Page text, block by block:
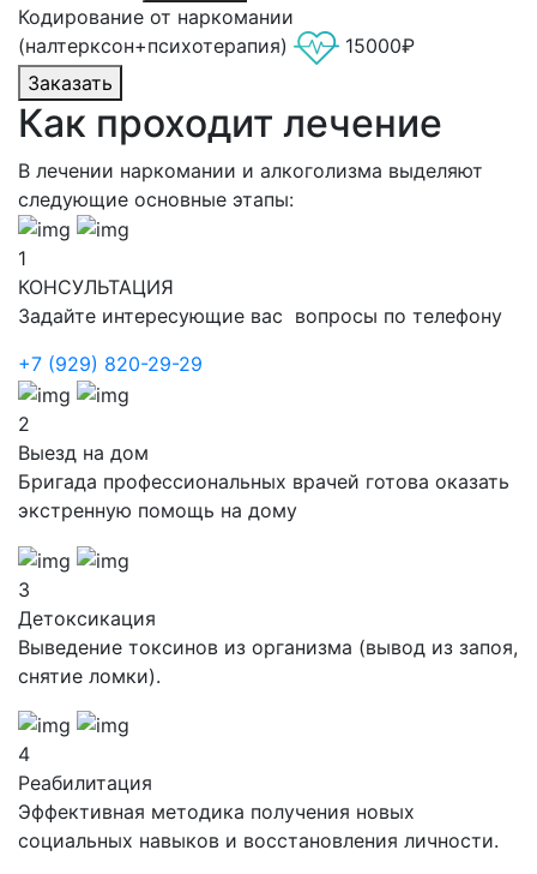
Кодирование от наркомании
(налтерксон+психотерапия)
15000₽
Заказать
Как проходит лечение
В лечении наркомании и алкоголизма выделяют
следующие основные этапы:
1
КОНСУЛЬТАЦИЯ
Задайте интересующие вас вопросы по телефону
+7 (929) 820-29-29
2
Выезд на дом
Бригада профессиональных врачей готова оказать
экстренную помощь на дому
3
Детоксикация
Выведение токсинов из организма (вывод из запоя,
снятие ломки).
4
Реабилитация
Эффективная методика получения новых
социальных навыков и восстановления личности.